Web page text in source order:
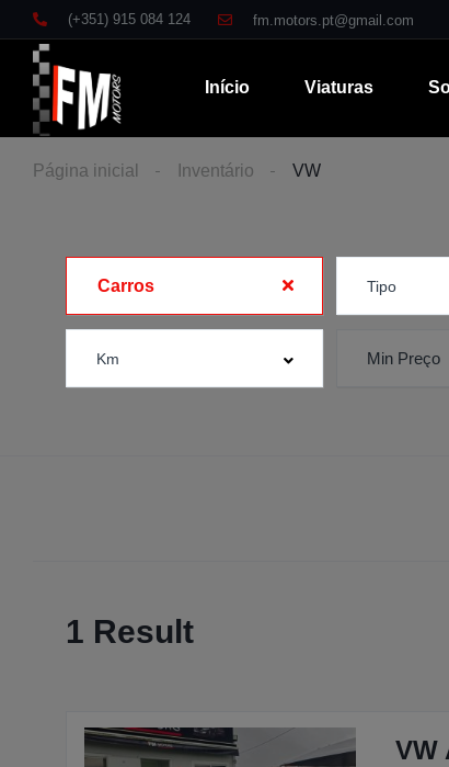
(+351) 915 084 124 fm.motors.pt@gmail.com
Início Viaturas
Página inicial Inventário VW
Carros
1 Result
VW